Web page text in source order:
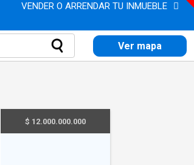
VENDER O ARRENDAR TU INMUEBLE
Ver mapa
$ 12.000.000.000